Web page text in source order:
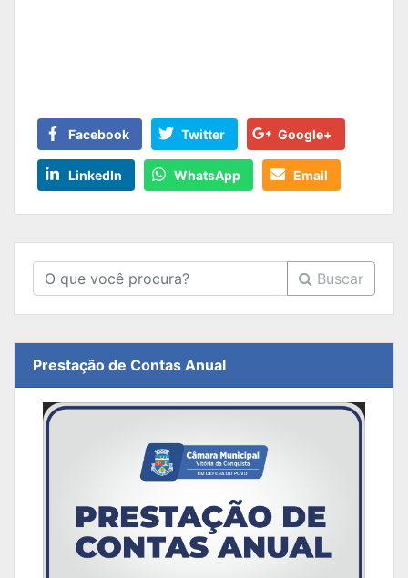
Facebook Twitter Google+
LinkedIn WhatsApp Email
Buscar
Prestação de Contas Anual